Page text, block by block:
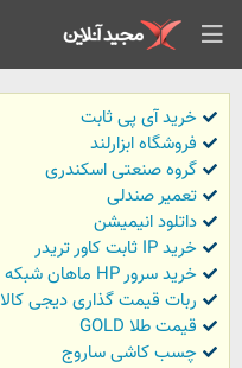
خرید آی پی ثابت
فروشگاه ابزارلند
گروه صنعتی اسکندری
تعمیر صندلی
داتلود انیمیشن
خرید IP ثابت کاور تریدر
خرید سرور HP ماهان شبکه
ربات قیمت گذاری دیجی کالا
قیمت طلا GOLD
چسب کاشی ساروج